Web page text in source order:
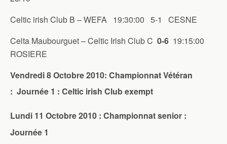
Celtic irish Club B – WEFA 19:30:00 5-1 CESNE
Celta Maubourguet – Celtic Irish Club C 0-6 19:15:00
ROSIERE
Vendredi 8 Octobre 2010: Championnat Vétéran
: Journée 1 : Celtic irish Club exempt
Lundi 11 Octobre 2010 : Championnat senior :
Journée 1